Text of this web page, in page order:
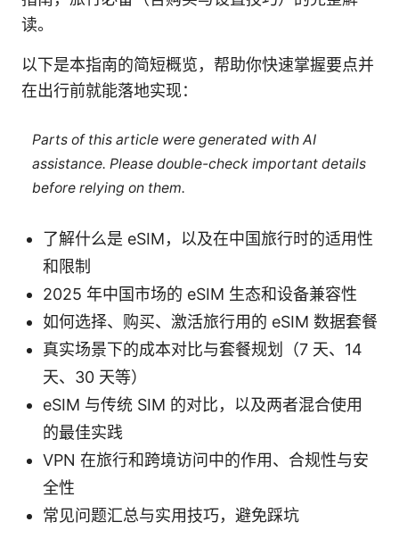
读。
以下是本指南的简短概览，帮助你快速掌握要点并
在出行前就能落地实现：
Parts of this article were generated with AI
assistance. Please double-check important details
before relying on them.
了解什么是 eSIM，以及在中国旅行时的适用性
和限制
2025 年中国市场的 eSIM 生态和设备兼容性
如何选择、购买、激活旅行用的 eSIM 数据套餐
真实场景下的成本对比与套餐规划（7 天、14
天、30 天等）
eSIM 与传统 SIM 的对比，以及两者混合使用
的最佳实践
VPN 在旅行和跨境访问中的作用、合规性与安
全性
常见问题汇总与实用技巧，避免踩坑